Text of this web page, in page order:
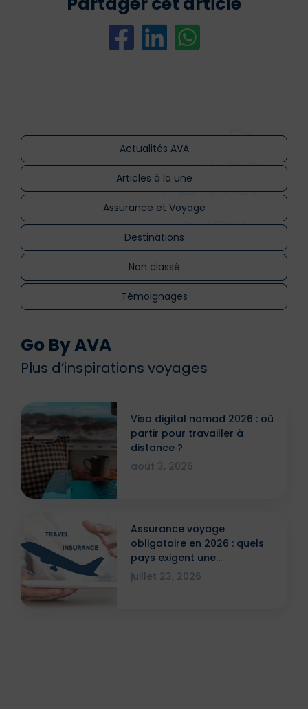
Actualités AVA
Articles à la une
Assurance et Voyage
Destinations
Non classé
Témoignages
Go By AVA
Plus d’inspirations voyages
Visa digital nomad 2026 : où
partir pour travailler à
distance ?
août 3, 2026
Assurance voyage
obligatoire en 2026 : quels
pays exigent une
attestation ?
juillet 23, 2026